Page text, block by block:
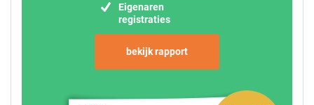
Eigenaren
registraties
bekijk rapport